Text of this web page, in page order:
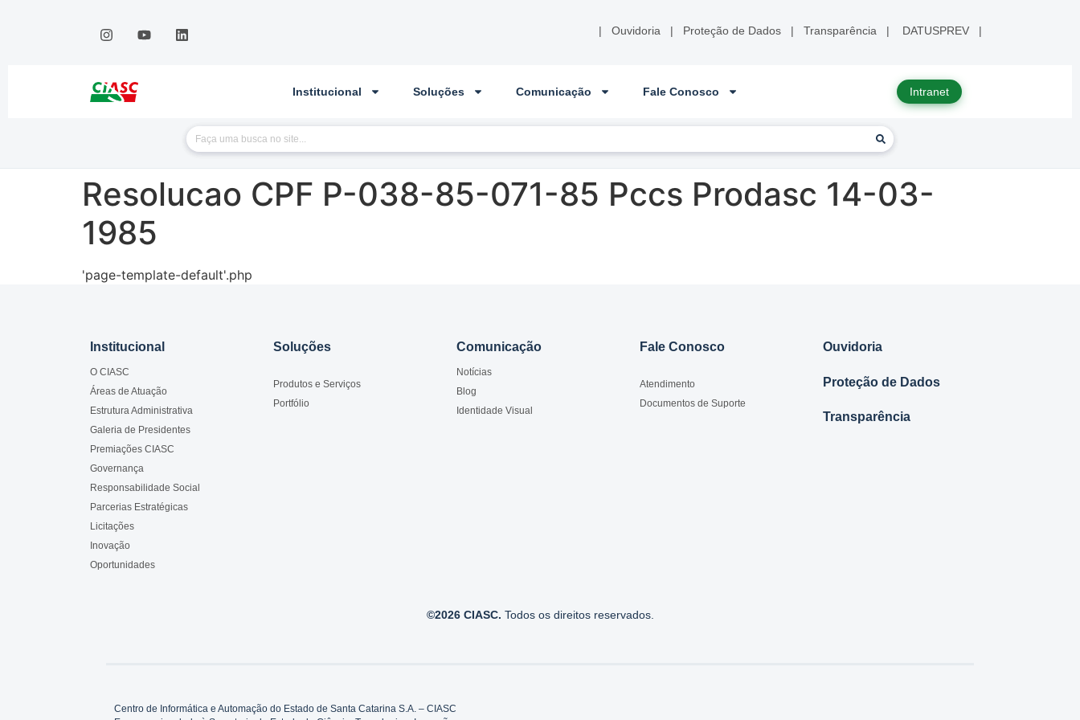
| Ouvidoria | Proteção de Dados | Transparência | DATUSPREV |
Institucional Soluções Comunicação Fale Conosco Intranet
Resolucao CPF P-038-85-071-85 Pccs Prodasc 14-03-
1985
'page-template-default'.php
Institucional
O CIASC
Áreas de Atuação
Estrutura Administrativa
Galeria de Presidentes
Premiações CIASC
Governança
Responsabilidade Social
Parcerias Estratégicas
Licitações
Inovação
Oportunidades
Soluções
Produtos e Serviços
Portfólio
Comunicação
Notícias
Blog
Identidade Visual
Fale Conosco
Atendimento
Documentos de Suporte
Ouvidoria
Proteção de Dados
Transparência
©2026 CIASC. Todos os direitos reservados.
Centro de Informática e Automação do Estado de Santa Catarina S.A. – CIASC